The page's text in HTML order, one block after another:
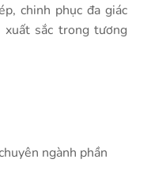
chinh phục đa giác
sắc trong tương
ngành phần